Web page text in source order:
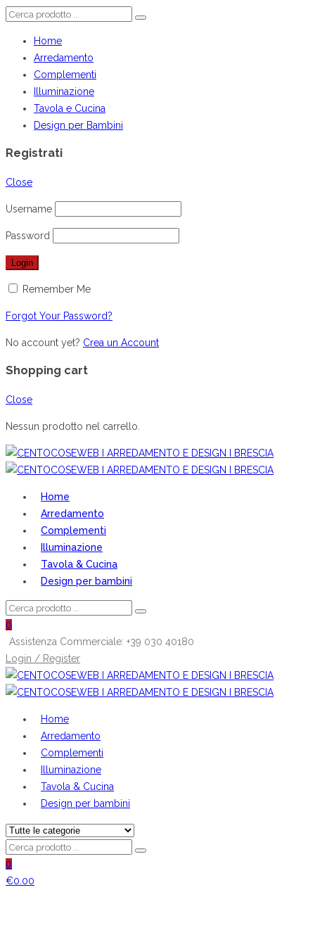
Home
Arredamento
Complementi
Illuminazione
Tavola e Cucina
Design per Bambini
Registrati
Close
Username
Password
Remember Me
Forgot Your Password?
No account yet? Crea un Account
Shopping cart
Close
Nessun prodotto nel carrello.
Home
Arredamento
Complementi
Illuminazione
Tavola & Cucina
Design per bambini
0
Assistenza Commerciale: +39 030 40180
Login / Register
Home
Arredamento
Complementi
Illuminazione
Tavola & Cucina
Design per bambini
0
€0.00